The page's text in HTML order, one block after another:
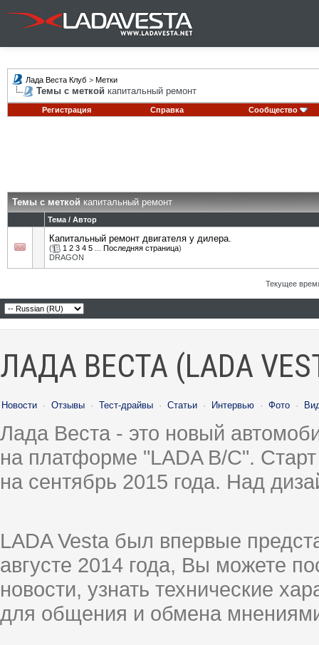
Лада Веста Клуб > Метки
Темы с меткой капитальный ремонт
Регистрация Справка Сообщество
Темы с меткойкапитальный ремонт
Тема / Автор
Капитальный ремонт двигателя у дилера.
( 1 2 3 4 5 Последняя страница)
DRAGON
Текущее
ЛАДА ВЕСТА (LADA
Новости · Отзывы · Тест-драйвы · Статьи · Интервью · Фото ·
Лада Веста - это новый
на платформе "LADA B/C".
на сентябрь 2015 года. Над
LADA Vesta был впервые
августе 2014 года, Вы можете
новости, узнать технические
для общения и обмена